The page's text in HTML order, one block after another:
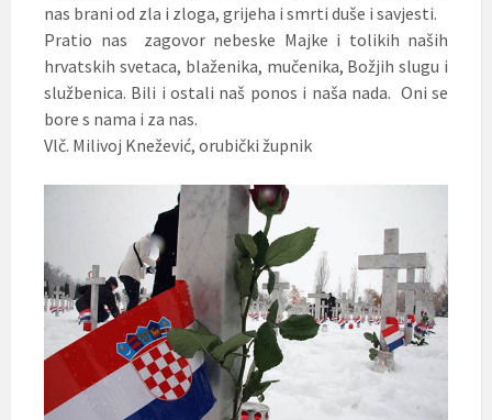
nas brani od zla i zloga, grijeha i smrti duše i savjesti.
Pratio nas zagovor nebeske Majke i tolikih naših
hrvatskih svetaca, blaženika, mučenika, Božjih slugu i
službenica. Bili i ostali naš ponos i naša nada. Oni se
bore s nama i za nas.
Vlč. Milivoj Knežević, orubički župnik